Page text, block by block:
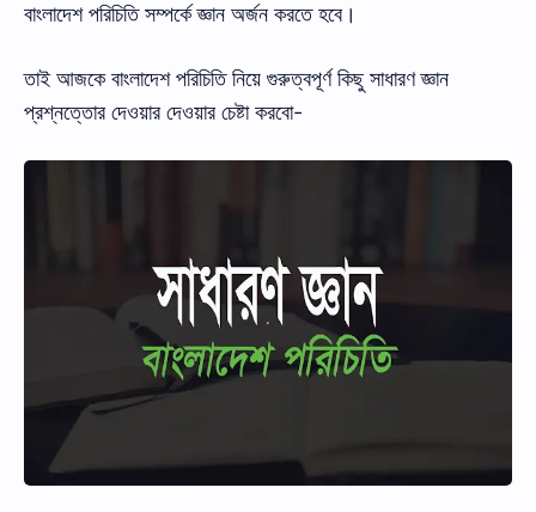
বাংলাদেশ পরিচিতি সম্পর্কে জ্ঞান অর্জন করতে হবে।
তাই আজকে বাংলাদেশ পরিচিতি নিয়ে গুরুত্বপূর্ণ কিছু সাধারণ জ্ঞান
প্রশ্নত্তোর দেওয়ার দেওয়ার চেষ্টা করবো-